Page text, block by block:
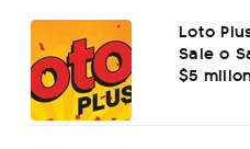
Loto
Sale o
$5